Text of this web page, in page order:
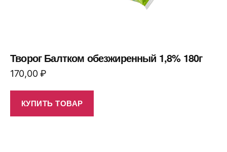
Творог Балтком обезжиренный 1,8% 180г
170,00₽
КУПИТЬ ТОВАР